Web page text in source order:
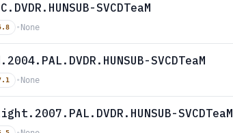
SVCDTeaM
• None
SVCDTeaM
• None
SVCDTeaM